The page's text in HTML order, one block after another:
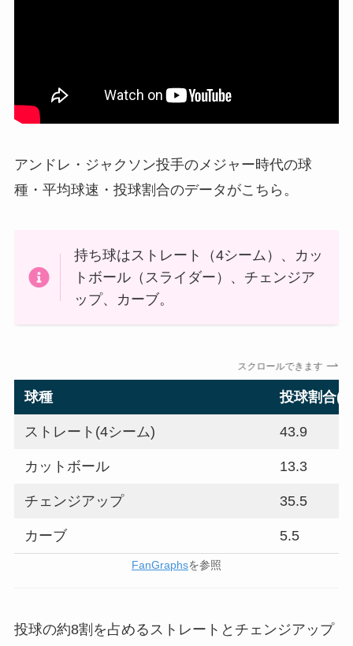
アンドレ・ジャクソン投手のメジャー時代の球
種・平均球速・投球割合のデータがこちら。
持ち球はストレート（4シーム）、カッ
トボール（スライダー）、チェンジア
ップ、カーブ。
スクロールできます
球種 投球割合(
ストレート(4シーム) 43.9
カットボール 13.3
チェンジアップ 35.5
カーブ 5.5
FanGraphsを参照
投球の約8割を占めるストレートとチェンジアップ